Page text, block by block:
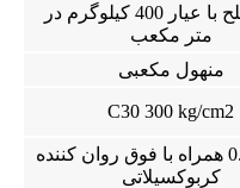
بتن مسلح با عیار 400 کیلوگرم در
متر مکعب
منهول مکعبی
C30 300 kg/cm2
0.4 تا 0.45 همراه با فوق روان کننده
کربوکسیلاتی